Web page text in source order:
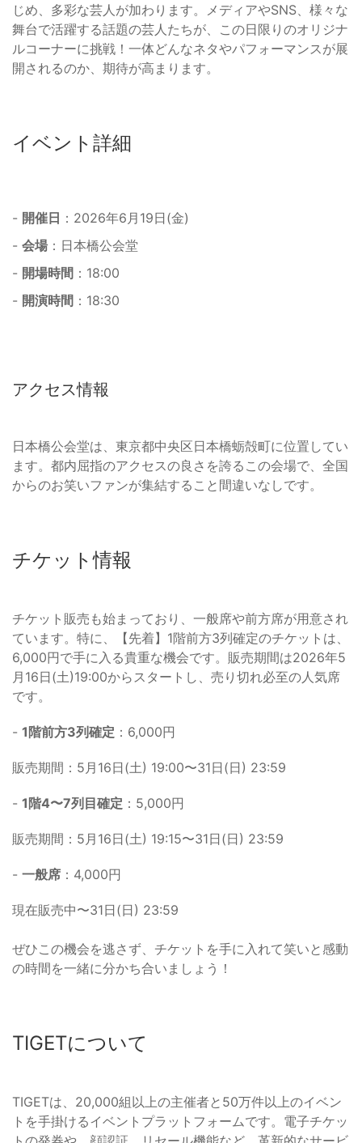
じめ、多彩な芸人が加わります。メディアやSNS、様々な
舞台で活躍する話題の芸人たちが、この日限りのオリジナ
ルコーナーに挑戦！一体どんなネタやパフォーマンスが展
開されるのか、期待が高まります。
イベント詳細
- 開催日 ：2026年6月19日(金)
- 会場 ：日本橋公会堂
- 開場時間 ：18:00
- 開演時間 ：18:30
アクセス情報
日本橋公会堂は、東京都中央区日本橋蛎殻町に位置してい
ます。都内屈指のアクセスの良さを誇るこの会場で、全国
からのお笑いファンが集結すること間違いなしです。
チケット情報
チケット販売も始まっており、一般席や前方席が用意され
ています。特に、【先着】1階前方3列確定のチケットは、
6,000円で手に入る貴重な機会です。販売期間は2026年5
月16日(土)19:00からスタートし、売り切れ必至の人気席
です。
- 1階前方3列確定 ：6,000円
販売期間：5月16日(土) 19:00〜31日(日) 23:59
- 1階4〜7列目確定 ：5,000円
販売期間：5月16日(土) 19:15〜31日(日) 23:59
- 一般席 ：4,000円
現在販売中〜31日(日) 23:59
ぜひこの機会を逃さず、チケットを手に入れて笑いと感動
の時間を一緒に分かち合いましょう！
TIGETについて
TIGETは、20,000組以上の主催者と50万件以上のイベン
トを手掛けるイベントプラットフォームです。電子チケッ